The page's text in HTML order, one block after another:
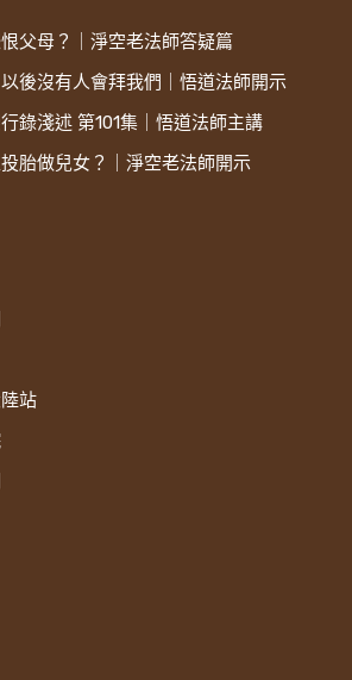
父母？｜淨空老法師答疑篇
後沒有人會拜我們｜悟道法師開示
錄淺述 第101集｜悟道法師主講
胎做兒女？｜淨空老法師開示
站